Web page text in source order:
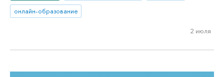
онлайн-образование
2 июля